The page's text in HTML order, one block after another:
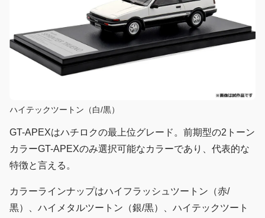
ハイテックツートン（白/黒）
GT-APEXはハチロクの最上位グレード。前期型の2トーン
カラーGT-APEXのみ選択可能なカラーであり、代表的な
特徴と言える。
カラーラインナップはハイフラッシュツートン（赤/
黒）、ハイメタルツートン（銀/黒）、ハイテックツート